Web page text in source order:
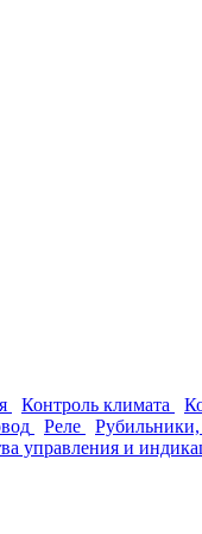
Контроль климата
Реле Рубильники,
управления и